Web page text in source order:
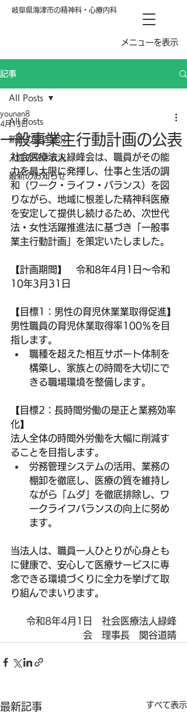
岐阜県海津市の精神科・心療内科
メニューを表示
記事
All Posts
新患の空き状況
入院の空き状況
最新のお知らせ
All Posts
一般事業主行動計画の公表
younan8
4月13日
社会医療法人緑峰会は、職員がその能
力を最大限に発揮し、仕事と生活の調
和（ワーク・ライフ・バランス）を図
りながら、地域に根差した精神科医療
を安定して提供し続けるため、次世代
法・女性活躍推進法に基づき「一般事
業主行動計画」を策定いたしました。
【計画期間】　令和8年4月1日～令和
10年3月31日
【目標1：男性の育児休業業取得促進】
男性職員の育児休業取得率100％を目
指します。
職種を超えた相互サポート体制を
構築し、家族との時間を大切にで
きる職場環境を整備します。
【目標2：長時間労働の是正と業務効率
化】
法人全体の時間外労働を大幅に削減す
ることを目指します。
労務管理システムの活用、業務の
棚卸を徹底し、医療の質を維持し
ながら「ムダ」を徹底排除し、ワ
ークライフバランスの向上に努め
ます。
当法人は、職員一人ひとりが心身とも
に健康で、安心して医療サービスに専
念できる環境づくりに全力を挙げて取
り組んでまいります。
令和8年4月1日　社会医療法人緑峰
会　理事長　関谷道晴
最新記事 すべて表示